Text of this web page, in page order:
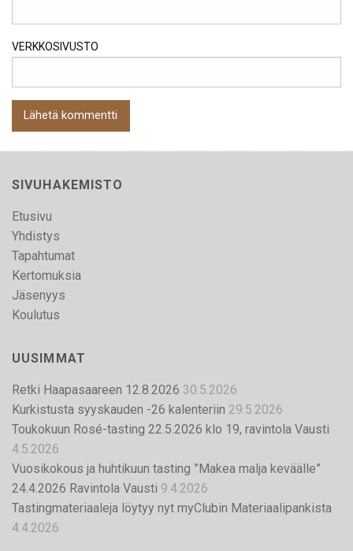
VERKKOSIVUSTO
SIVUHAKEMISTO
Etusivu
Yhdistys
Tapahtumat
Kertomuksia
Jäsenyys
Koulutus
UUSIMMAT
Retki Haapasaareen 12.8.2026 30.5.2026
Kurkistusta syyskauden -26 kalenteriin 29.5.2026
Toukokuun Rosé-tasting 22.5.2026 klo 19, ravintola Vausti
4.5.2026
Vuosikokous ja huhtikuun tasting ”Makea malja keväälle”
24.4.2026 Ravintola Vausti 9.4.2026
Tastingmateriaaleja löytyy nyt myClubin Materiaalipankista
4.4.2026